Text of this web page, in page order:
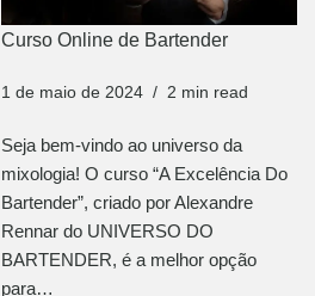
Curso Online de Bartender
1 de maio de 2024 2 min read
Seja bem-vindo ao universo da
mixologia! O curso “A Excelência Do
Bartender”, criado por Alexandre
Rennar do UNIVERSO DO
BARTENDER, é a melhor opção
para…